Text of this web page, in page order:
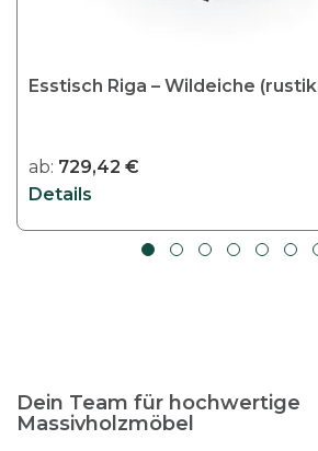
Esstisch Riga – Wildeiche
ab: 729,42 €
Details
Dein Team für hochwertige
Massivholzmöbel